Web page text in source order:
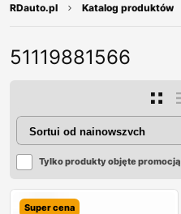
RDauto.pl Katalog produktów
51119881566
Tylko produkty objęte promocją
Super cena